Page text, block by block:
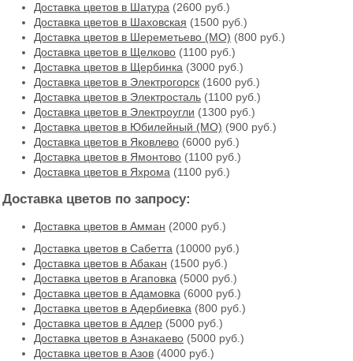
Доставка цветов в Шатура (2600 руб.)
Доставка цветов в Шаховская (1500 руб.)
Доставка цветов в Шереметьево (МО) (800 руб.)
Доставка цветов в Щелково (1100 руб.)
Доставка цветов в Щербинка (3000 руб.)
Доставка цветов в Электрогорск (1600 руб.)
Доставка цветов в Электросталь (1100 руб.)
Доставка цветов в Электроугли (1300 руб.)
Доставка цветов в Юбилейный (МО) (900 руб.)
Доставка цветов в Яковлево (6000 руб.)
Доставка цветов в Ямонтово (1100 руб.)
Доставка цветов в Яхрома (1100 руб.)
Доставка цветов по запросу:
Доставка цветов в Амман (2000 руб.)
Доставка цветов в Cабетта (10000 руб.)
Доставка цветов в Абакан (1500 руб.)
Доставка цветов в Агаповка (5000 руб.)
Доставка цветов в Адамовка (6000 руб.)
Доставка цветов в Адербиевка (800 руб.)
Доставка цветов в Адлер (5000 руб.)
Доставка цветов в Азнакаево (5000 руб.)
Доставка цветов в Азов (4000 руб.)